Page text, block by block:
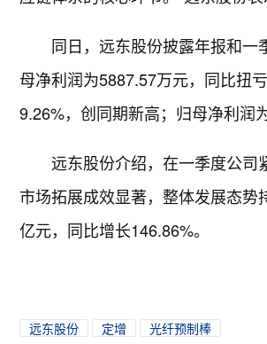
同日，远东股份披露年报和
母净利润为5887.57万元，同比扭
9.26%，创同期新高；归母净利润
远东股份介绍，在一季度公司
市场拓展成效显著，整体发展态
亿元，同比增长146.86%。
远东股份 定增 光纤预制棒